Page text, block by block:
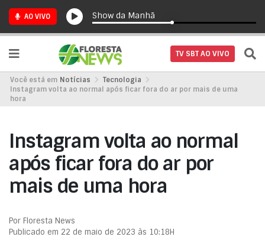
AO VIVO Show da Manhã
TV SBT AO VIVO
Você está em Notícias
Tecnologia
Instagram volta ao normal após ficar fora do ar por mais de uma
hora
Instagram volta ao normal
após ficar fora do ar por
mais de uma hora
Por Floresta News
Publicado em 22 de maio de 2023 às 10:18H